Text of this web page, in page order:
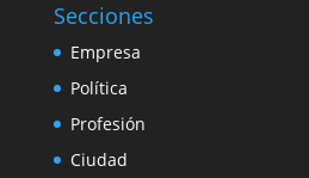
Secciones
Empresa
Política
Profesión
Ciudad